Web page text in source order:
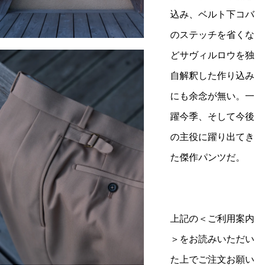
込み、ベルト下コバ
のステッチを省くな
どサヴィルロウを独
自解釈した作り込み
にも余念が無い。一
躍今季、そして今後
の主役に躍り出てき
た傑作パンツだ。
上記の＜ご利用案内
＞をお読みいただい
た上でご注文お願い